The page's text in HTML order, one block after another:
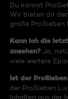
Du kannst
Wir bieten dir
große ProSieben
Kann ich die
ansehen? Ja,
viele weitere
Ist der
der ProSieben
Inhalten aus der